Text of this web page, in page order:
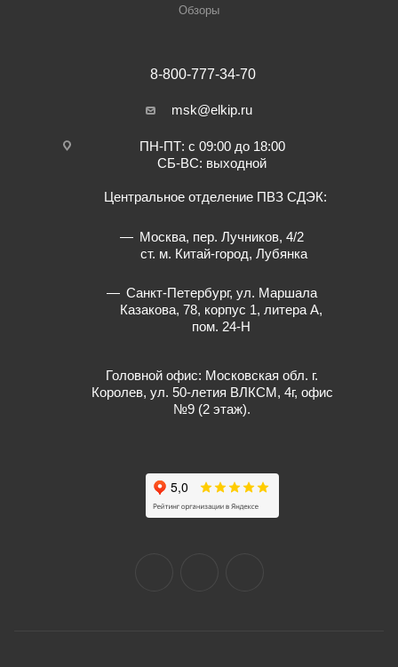
Обзоры
8-800-777-34-70
msk@elkip.ru
ПН-ПТ: с 09:00 до 18:00
СБ-ВС: выходной
Центральное отделение ПВЗ СДЭК:
Москва, пер. Лучников, 4/2
ст. м. Китай-город, Лубянка
Санкт-Петербург, ул. Маршала
Казакова, 78, корпус 1, литера А,
пом. 24-Н
Головной офис: Московская обл. г.
Королев, ул. 50-летия ВЛКСМ, 4г, офис
№9 (2 этаж).